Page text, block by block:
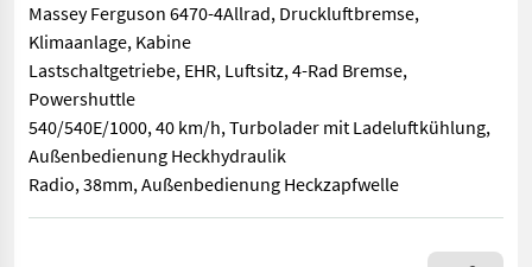
Massey Ferguson 6470-4Allrad, Druckluftbremse,
Klimaanlage, Kabine
Lastschaltgetriebe, EHR, Luftsitz, 4-Rad Bremse,
Powershuttle
540/540E/1000, 40 km/h, Turbolader mit Ladeluftkühlung,
Außenbedienung Heckhydraulik
Radio, 38mm, Außenbedienung Heckzapfwelle
Massey Ferguson 6470-4Allrad, Druckluftbremse,